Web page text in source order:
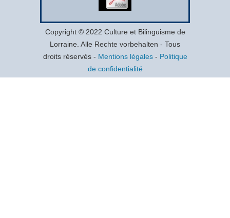
Copyright © 2022 Culture et Bilinguisme de
Lorraine. Alle Rechte vorbehalten - Tous
droits réservés - Mentions légales- Politique
de confidentialité